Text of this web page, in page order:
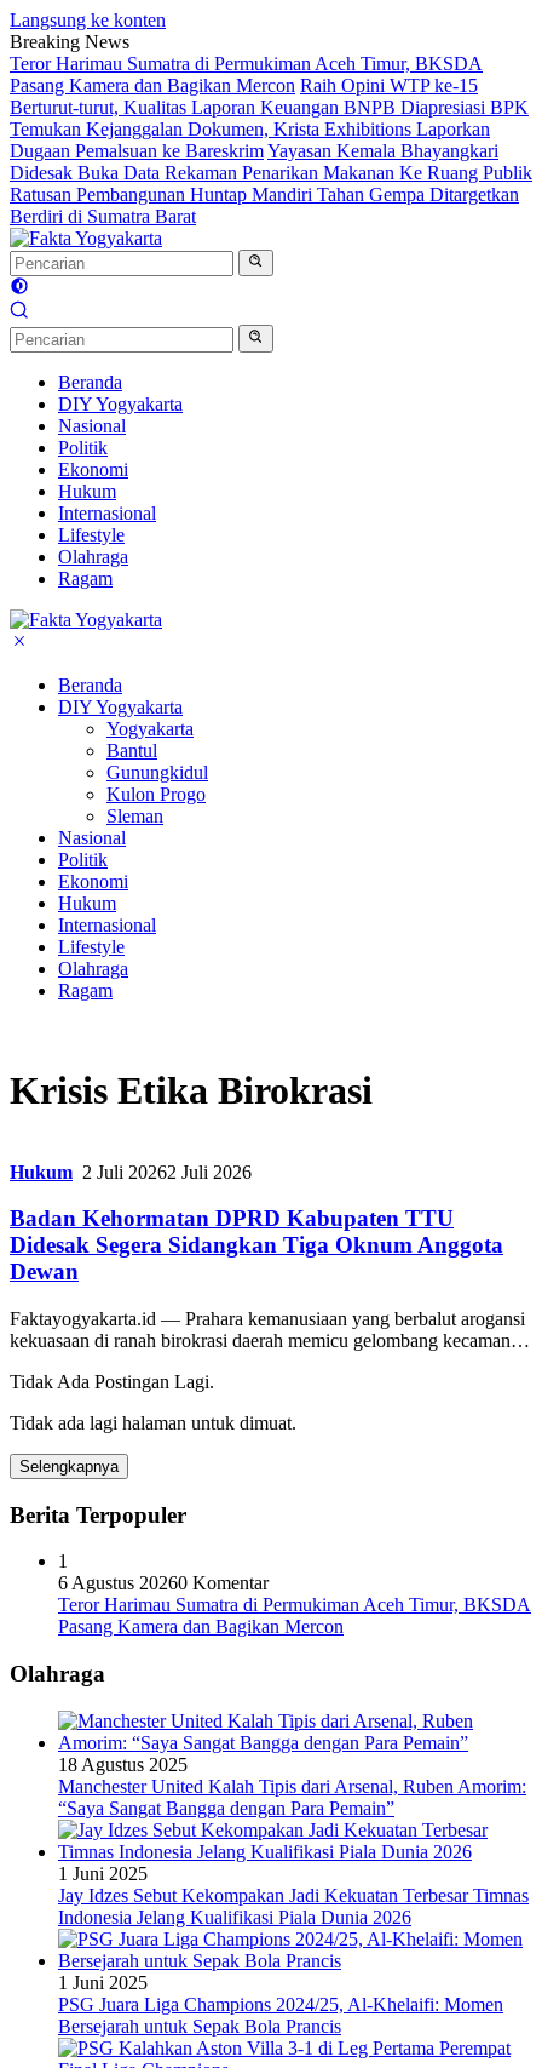
Langsung ke konten
Breaking News
Teror Harimau Sumatra di Permukiman Aceh Timur, BKSDA
Pasang Kamera dan Bagikan Mercon Raih Opini WTP ke-15
Berturut-turut, Kualitas Laporan Keuangan BNPB Diapresiasi BPK
Temukan Kejanggalan Dokumen, Krista Exhibitions Laporkan
Dugaan Pemalsuan ke BareskrimYayasan Kemala Bhayangkari
Didesak Buka Data Rekaman Penarikan Makanan Ke Ruang Publik
Ratusan Pembangunan Huntap Mandiri Tahan Gempa Ditargetkan
Berdiri di Sumatra Barat
Beranda
DIY Yogyakarta
Nasional
Politik
Ekonomi
Hukum
Internasional
Lifestyle
Olahraga
Ragam
Beranda
DIY Yogyakarta
Yogyakarta
Bantul
Gunungkidul
Kulon Progo
Sleman
Nasional
Politik
Ekonomi
Hukum
Internasional
Lifestyle
Olahraga
Ragam
Krisis Etika Birokrasi
Hukum 2 Juli 20262 Juli 2026
Badan Kehormatan DPRD Kabupaten TTU
Didesak Segera Sidangkan Tiga Oknum Anggota
Dewan
Faktayogyakarta.id — Prahara kemanusiaan yang berbalut arogansi
kekuasaan di ranah birokrasi daerah memicu gelombang kecaman…
Tidak Ada Postingan Lagi.
Tidak ada lagi halaman untuk dimuat.
Selengkapnya
Berita Terpopuler
1
6 Agustus 20260 Komentar
Teror Harimau Sumatra di Permukiman Aceh Timur, BKSDA
Pasang Kamera dan Bagikan Mercon
Olahraga
18 Agustus 2025
Manchester United Kalah Tipis dari Arsenal, Ruben Amorim:
“Saya Sangat Bangga dengan Para Pemain”
1 Juni 2025
Jay Idzes Sebut Kekompakan Jadi Kekuatan Terbesar Timnas
Indonesia Jelang Kualifikasi Piala Dunia 2026
1 Juni 2025
PSG Juara Liga Champions 2024/25, Al-Khelaifi: Momen
Bersejarah untuk Sepak Bola Prancis